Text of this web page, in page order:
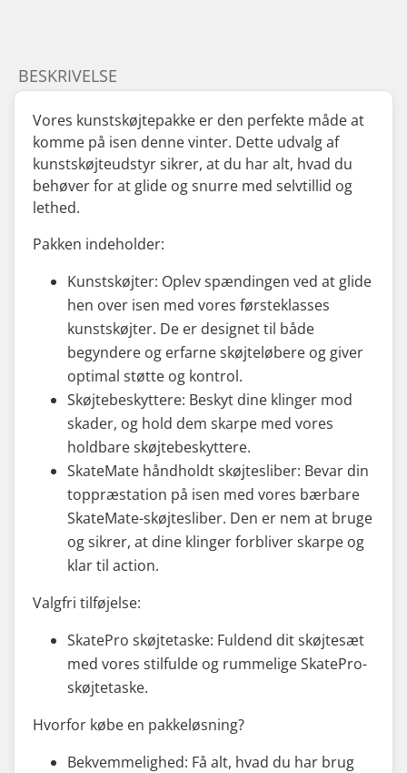
BESKRIVELSE
Vores kunstskøjtepakke er den perfekte måde at
komme på isen denne vinter. Dette udvalg af
kunstskøjteudstyr sikrer, at du har alt, hvad du
behøver for at glide og snurre med selvtillid og
lethed.
Pakken indeholder:
Kunstskøjter: Oplev spændingen ved at glide
hen over isen med vores førsteklasses
kunstskøjter. De er designet til både
begyndere og erfarne skøjteløbere og giver
optimal støtte og kontrol.
Skøjtebeskyttere: Beskyt dine klinger mod
skader, og hold dem skarpe med vores
holdbare skøjtebeskyttere.
SkateMate håndholdt skøjtesliber: Bevar din
toppræstation på isen med vores bærbare
SkateMate-skøjtesliber. Den er nem at bruge
og sikrer, at dine klinger forbliver skarpe og
klar til action.
Valgfri tilføjelse:
SkatePro skøjtetaske: Fuldend dit skøjtesæt
med vores stilfulde og rummelige SkatePro-
skøjtetaske.
Hvorfor købe en pakkeløsning?
Bekvemmelighed: Få alt, hvad du har brug